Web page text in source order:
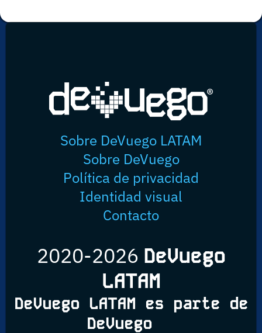
Sobre DeVuego LATAM
Sobre DeVuego
Política de privacidad
Identidad visual
Contacto
2020-2026 DeVuego
LATAM
DeVuego LATAM es parte de
DeVuego